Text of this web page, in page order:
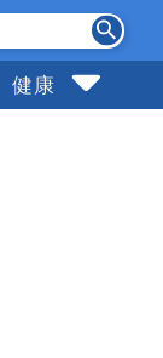
健康 購物